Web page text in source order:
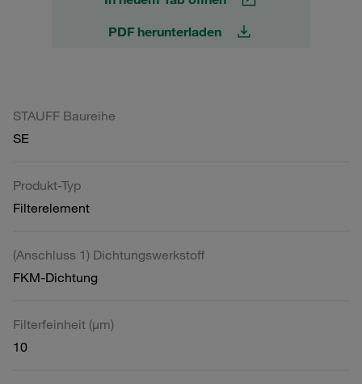
PDF herunterladen
STAUFF Baureihe
SE
Produkt-Typ
Filterelement
(Anschluss 1) Dichtungswerkstoff
FKM-Dichtung
Filterfeinheit (µm)
10